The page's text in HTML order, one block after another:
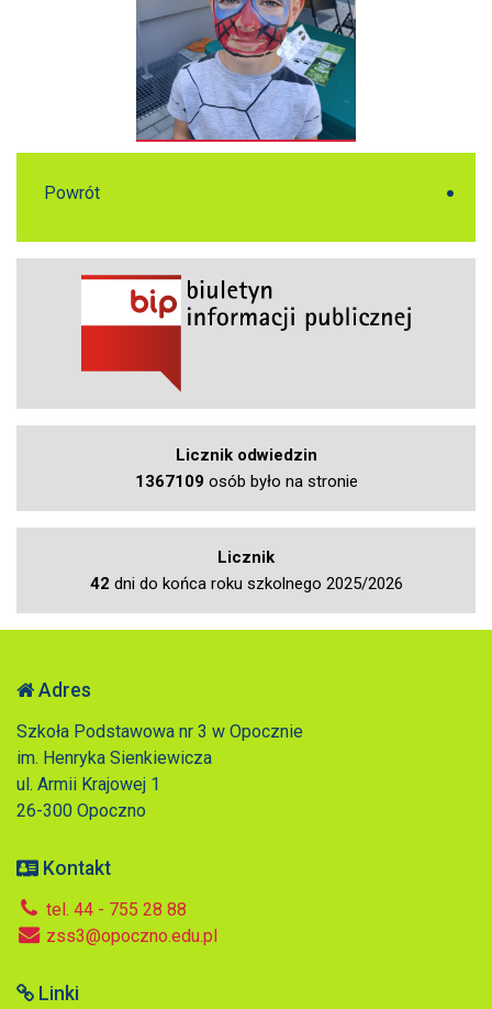
Powrót
Licznik odwiedzin
1367109 osób było na stronie
Licznik
42 dni do końca roku szkolnego 2025/2026
Adres
Szkoła Podstawowa nr 3 w Opocznie
im. Henryka Sienkiewicza
ul. Armii Krajowej 1
26-300 Opoczno
Kontakt
tel. 44 - 755 28 88
zss3@opoczno.edu.pl
Linki